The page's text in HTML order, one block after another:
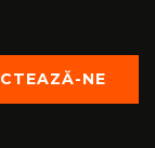
NE